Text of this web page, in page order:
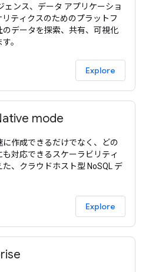
ェンス、データ アプリケーショ
ティクスのためのプラットフ
のデータを探索、共有、可視化
。
Explore
mode
作成できるだけでなく、どの
対応できるスケーラビリティ
、クラウドホスト型 NoSQL デ
Explore